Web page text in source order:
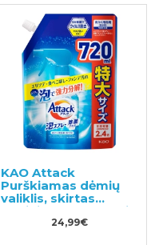
KAO Attack
Purškiamas dėmių
valiklis, skirtas
audiniams apdoroti
prieš skalbimą
24,99€